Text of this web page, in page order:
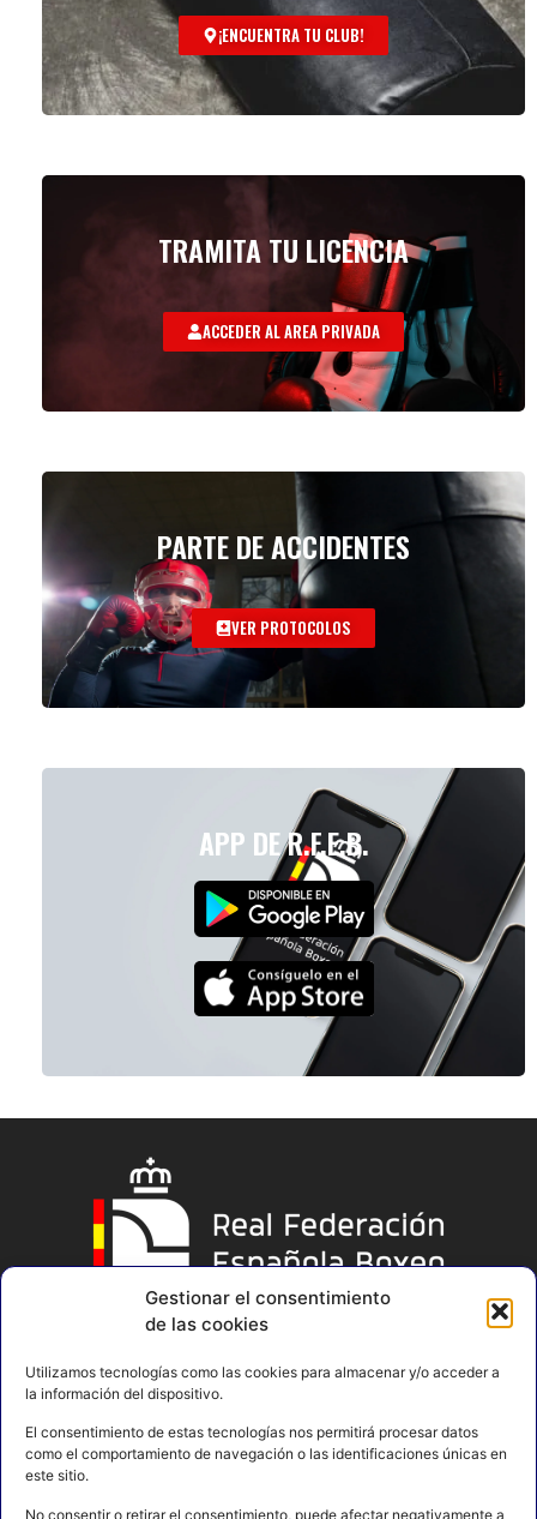
Gestionar el consentimiento
de las cookies
Utilizamos tecnologías como las cookies para almacenar y/o acceder a
la información del dispositivo.
El consentimiento de estas tecnologías nos permitirá procesar datos
como el comportamiento de navegación o las identificaciones únicas en
este sitio.
No consentir o retirar el consentimiento, puede afectar negativamente a
¡ENCUENTRA TU CLUB!
TRAMITA TU LICENCIA
ACCEDER AL AREA PRIVADA
PARTE DE ACCIDENTES
VER PROTOCOLOS
APP DE R.F.E.B.